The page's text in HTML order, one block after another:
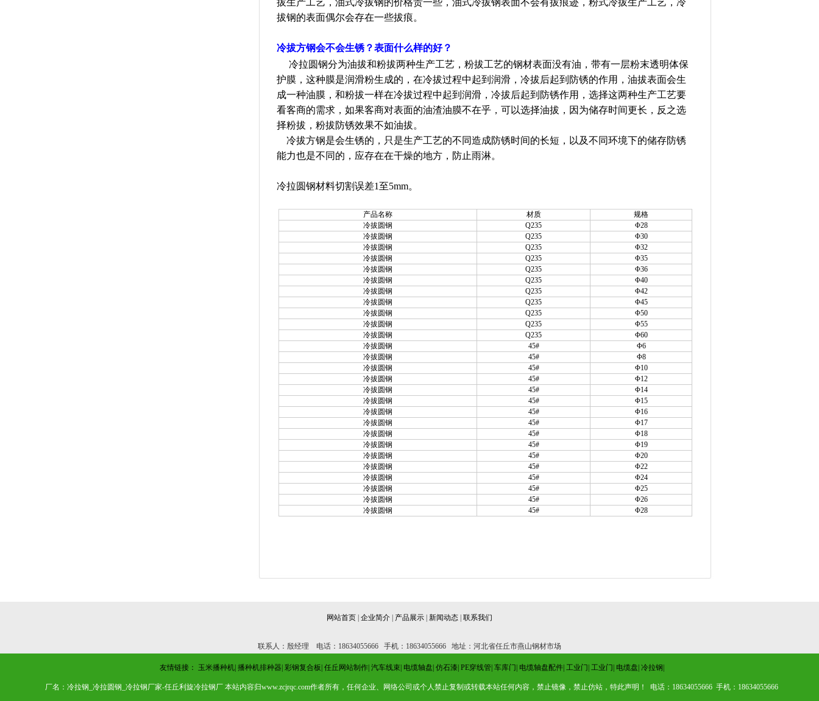
拔生产工艺，油式冷拔钢的价格贵一些，油式冷拔钢表面不会有拔痕迹，粉式冷拔生产工艺，冷
拔钢的表面偶尔会存在一些拔痕。
冷拔方钢会不会生锈？表面什么样的好？
冷拉圆钢分为油拔和粉拔两种生产工艺，粉拔工艺的钢材表面没有油，带有一层粉末透明体保
护膜，这种膜是润滑粉生成的，在冷拔过程中起到润滑，冷拔后起到防锈的作用，油拔表面会生
成一种油膜，和粉拔一样在冷拔过程中起到润滑，冷拔后起到防锈作用，选择这两种生产工艺要
看客商的需求，如果客商对表面的油渣油膜不在乎，可以选择油拔，因为储存时间更长，反之选
择粉拔，粉拔防锈效果不如油拔。
冷拔方钢是会生锈的，只是生产工艺的不同造成防锈时间的长短，以及不同环境下的储存防锈
能力也是不同的，应存在在干燥的地方，防止雨淋。
冷拉圆钢材料切割误差1至5mm。
产品名称 材质
规格
冷拔圆钢
Q235
Φ28
冷拔圆钢
Q235
Φ30
冷拔圆钢
Q235
Φ32
冷拔圆钢
Q235
Φ35
冷拔圆钢
Q235
Φ36
冷拔圆钢
Q235
Φ40
冷拔圆钢
Q235
Φ42
冷拔圆钢
Q235
Φ45
冷拔圆钢
Q235
Φ50
冷拔圆钢
Q235
Φ55
冷拔圆钢
Q235
Φ60
冷拔圆钢
45#
Φ6
冷拔圆钢
45#
Φ8
冷拔圆钢
45#
Φ10
冷拔圆钢
45#
Φ12
冷拔圆钢
45#
Φ14
冷拔圆钢
45#
Φ15
冷拔圆钢
45#
Φ16
冷拔圆钢
45#
Φ17
冷拔圆钢
45#
Φ18
冷拔圆钢
45#
Φ19
冷拔圆钢
45#
Φ20
冷拔圆钢
45#
Φ22
冷拔圆钢
45#
Φ24
冷拔圆钢
45#
Φ25
冷拔圆钢
45#
Φ26
冷拔圆钢
45# Φ28
网站首页 企业简介 产品展示 新闻动态 联系我们
联系人：殷经理 电话：18634055666 手机：18634055666 地址：河北省任丘市燕山钢材市场
友情链接： 玉米播种机| 播种机排种器 彩钢复合板 任丘网站制作| 汽车线束 电缆轴盘 仿石漆| PE穿线管| 车库门 电缆轴盘配件| 工业门 工业门 电缆盘 冷拉钢
厂名：冷拉钢_冷拉圆钢_冷拉钢厂家-任丘利旋冷拉钢厂 本站内容归www.zcjrqc.com作者所有，任何企业、网络公司或个人禁止复制或转载本站任何内容，禁止镜像，禁止仿站，特此声明！ 电话：18634055666 手机：18634055666